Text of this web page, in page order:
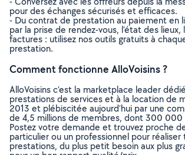
pour des échanges sécurisés et efficaces.
- Du contrat de prestation au paiement en
par la prise de rendez-vous, l’état des
factures : utilisez nos outils gratuits à
prestation.
Comment fonctionne AlloVoisins ?
AlloVoisins c’est la marketplace leader
prestations de services et à la location de
2013 et plébiscitée aujourd’hui par une
de 4,5 millions de membres, dont 300 000
Postez votre demande et trouvez proche
particulier ou un professionnel pour
prestations, du plus petit besoin aux plus